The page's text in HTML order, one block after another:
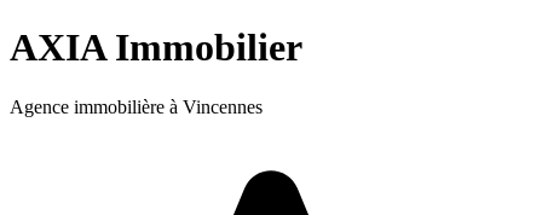
AXIA Immobilier
Agence immobilière à Vincennes